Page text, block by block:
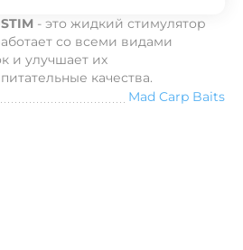
- это жидкий стимулятор
со всеми видами
и улучшает их
качества.
Mad Carp Baits